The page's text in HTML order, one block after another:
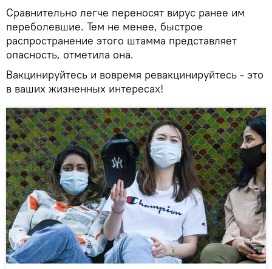
Сравнительно легче переносят вирус ранее им
переболевшие. Тем не менее, быстрое
распространение этого штамма представляет
опасность, отметила она.
Вакцинируйтесь и вовремя ревакцинируйтесь - это
в ваших жизненных интересах!